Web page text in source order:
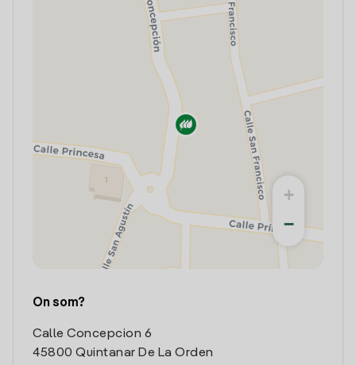
+
−
On som?
Calle Concepcion 6
45800 Quintanar De La Orden